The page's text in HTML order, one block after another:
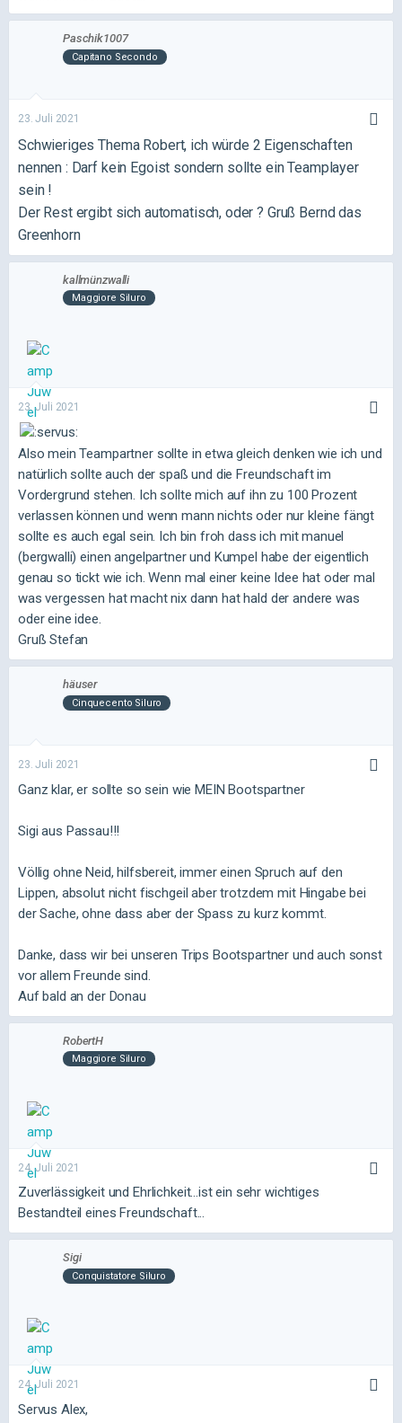
Paschik1007
Capitano Secondo
23. Juli 2021
Schwieriges Thema Robert, ich würde 2 Eigenschaften
nennen : Darf kein Egoist sondern sollte ein Teamplayer
sein !
Der Rest ergibt sich automatisch, oder ? Gruß Bernd das
Greenhorn
kallmünzwalli
Maggiore Siluro
23. Juli 2021
Also mein Teampartner sollte in etwa gleich denken wie ich und
natürlich sollte auch der spaß und die Freundschaft im
Vordergrund stehen. Ich sollte mich auf ihn zu 100 Prozent
verlassen können und wenn mann nichts oder nur kleine fängt
sollte es auch egal sein. Ich bin froh dass ich mit manuel
(bergwalli) einen angelpartner und Kumpel habe der eigentlich
genau so tickt wie ich. Wenn mal einer keine Idee hat oder mal
was vergessen hat macht nix dann hat hald der andere was
oder eine idee.
Gruß Stefan
häuser
Cinquecento Siluro
23. Juli 2021
Ganz klar, er sollte so sein wie MEIN Bootspartner
Sigi aus Passau!!!
Völlig ohne Neid, hilfsbereit, immer einen Spruch auf den
Lippen, absolut nicht fischgeil aber trotzdem mit Hingabe bei
der Sache, ohne dass aber der Spass zu kurz kommt.
Danke, dass wir bei unseren Trips Bootspartner und auch sonst
vor allem Freunde sind.
Auf bald an der Donau
RobertH
Maggiore Siluro
24. Juli 2021
Zuverlässigkeit und Ehrlichkeit...ist ein sehr wichtiges
Bestandteil eines Freundschaft...
Sigi
Conquistatore Siluro
24. Juli 2021
Servus Alex,